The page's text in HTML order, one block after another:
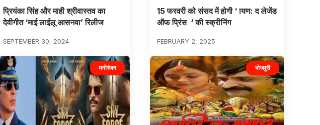
प्रियंका सिंह और माही श्रीवास्तव का
देवीगीत ‘माई लाईलू आसनवा’ रिलीज
SEPTEMBER 30, 2024
15 फरवरी को संसद में होगी ‘ ायण: द लेजेंड
ऑफ प्रिंस ‘ की स्क्रीनिंग
FEBRUARY 2, 2025
मनोरंजन भोजपुरी